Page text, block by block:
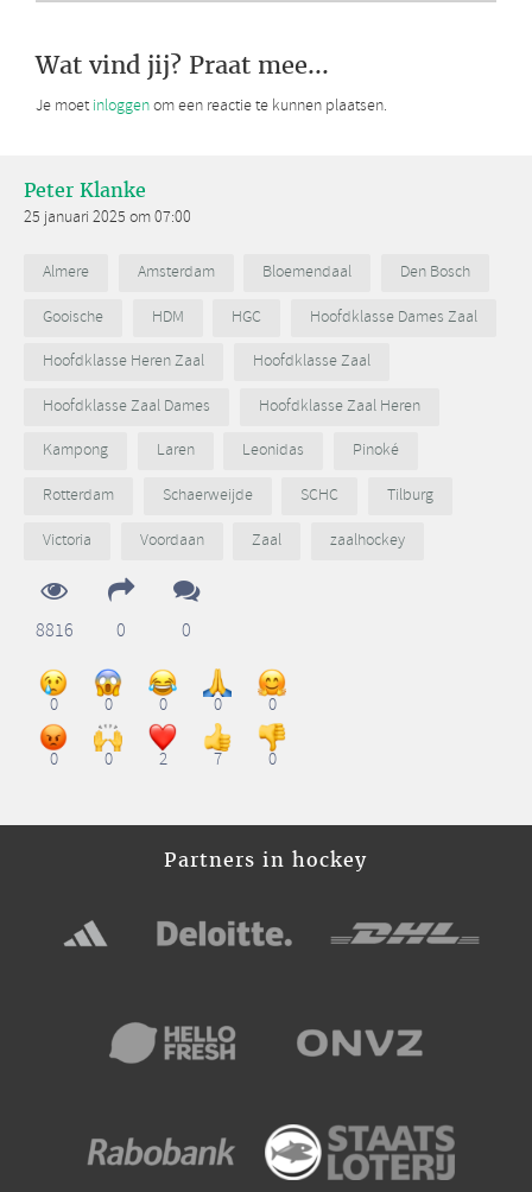
Wat vind jij? Praat mee...
Je moet inloggenom een reactie te kunnen plaatsen.
Peter Klanke
25 januari 2025 om 07:00
Almere Amsterdam Bloemendaal
Den Bosch
Gooische
HDM HGC
Hoofdklasse Dames Zaal
Hoofdklasse Heren Zaal
Hoofdklasse Zaal
Hoofdklasse Zaal Dames
Hoofdklasse Zaal Heren
Kampong
Laren Leonidas
Pinoké
Rotterdam
Schaerweijde SCHC
Tilburg
Victoria
Voordaan Zaal zaalhockey
8816 0 0
0 0 0 0 0
0 0 2 7 0
Partners in hockey